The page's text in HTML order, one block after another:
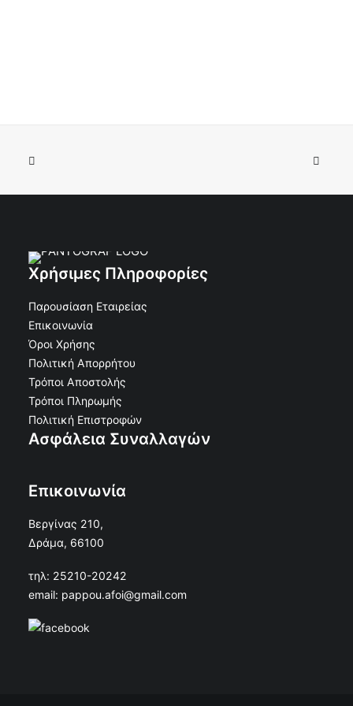
Σταυρός Λούκι χωρίς Σώμα Αντικέ Ματ 43εκ
Κωδικός: 21-10223
Χρήσιμες Πληροφορίες
Παρουσίαση Εταιρείας
Επικοινωνία
Όροι Χρήσης
Πολιτική Απορρήτου
Τρόποι Αποστολής
Τρόποι Πληρωμής
Πολιτική Επιστροφών
Ασφάλεια Συναλλαγών
Επικοινωνία
Βεργίνας 210,
Δράμα, 66100
τηλ: 25210-20242
email: pappou.afoi@gmail.com